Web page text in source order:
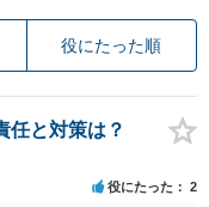
役にたった順
任と対策は？
役にたった 2